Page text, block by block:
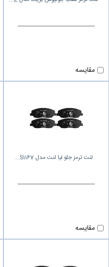
مقایسه
لنت ترمز جلو لیا لنت مدل S1167
مقایسه